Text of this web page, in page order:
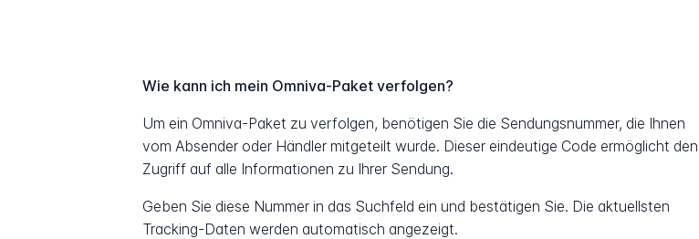
Wie kann ich mein Omniva-Paket verfolgen?
Um ein Omniva-Paket zu verfolgen, benötigen Sie die Sendungsnummer, die Ihnen
vom Absender oder Händler mitgeteilt wurde. Dieser eindeutige Code ermöglicht den
Zugriff auf alle Informationen zu Ihrer Sendung.
Geben Sie diese Nummer in das Suchfeld ein und bestätigen Sie. Die aktuellsten
Tracking-Daten werden automatisch angezeigt.